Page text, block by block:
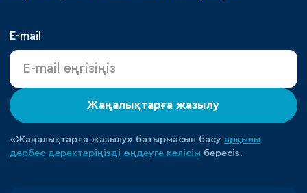
E-mail
Жаңалықтарға жазылу
«Жаңалықтарға жазылу» батырмасын басу арқылы
дербес деректеріңізді өңдеуге келісім бересіз.